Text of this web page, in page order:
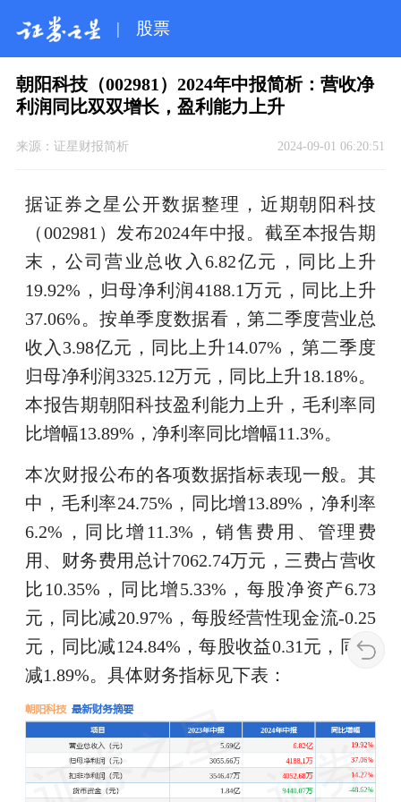
| 股票
朝阳科技（002981）2024年中报简析：营收净
利润同比双双增长，盈利能力上升
来源： 证星财报简析 2024-09-01 06:20:51
据证券之星公开数据整理，近期朝阳科技
（002981）发布2024年中报。截至本报告期
末，公司营业总收入6.82亿元，同比上升
19.92%，归母净利润4188.1万元，同比上升
37.06%。按单季度数据看，第二季度营业总
收入3.98亿元，同比上升14.07%，第二季度
归母净利润3325.12万元，同比上升18.18%。
本报告期朝阳科技盈利能力上升，毛利率同
比增幅13.89%，净利率同比增幅11.3%。
本次财报公布的各项数据指标表现一般。其
中，毛利率24.75%，同比增13.89%，净利率
6.2%，同比增11.3%，销售费用、管理费
用、财务费用总计7062.74万元，三费占营收
比10.35%，同比增5.33%，每股净资产6.73
元，同比减20.97%，每股经营性现金流-0.25
元，同比减124.84%，每股收益0.31元，同比
减1.89%。具体财务指标见下表：